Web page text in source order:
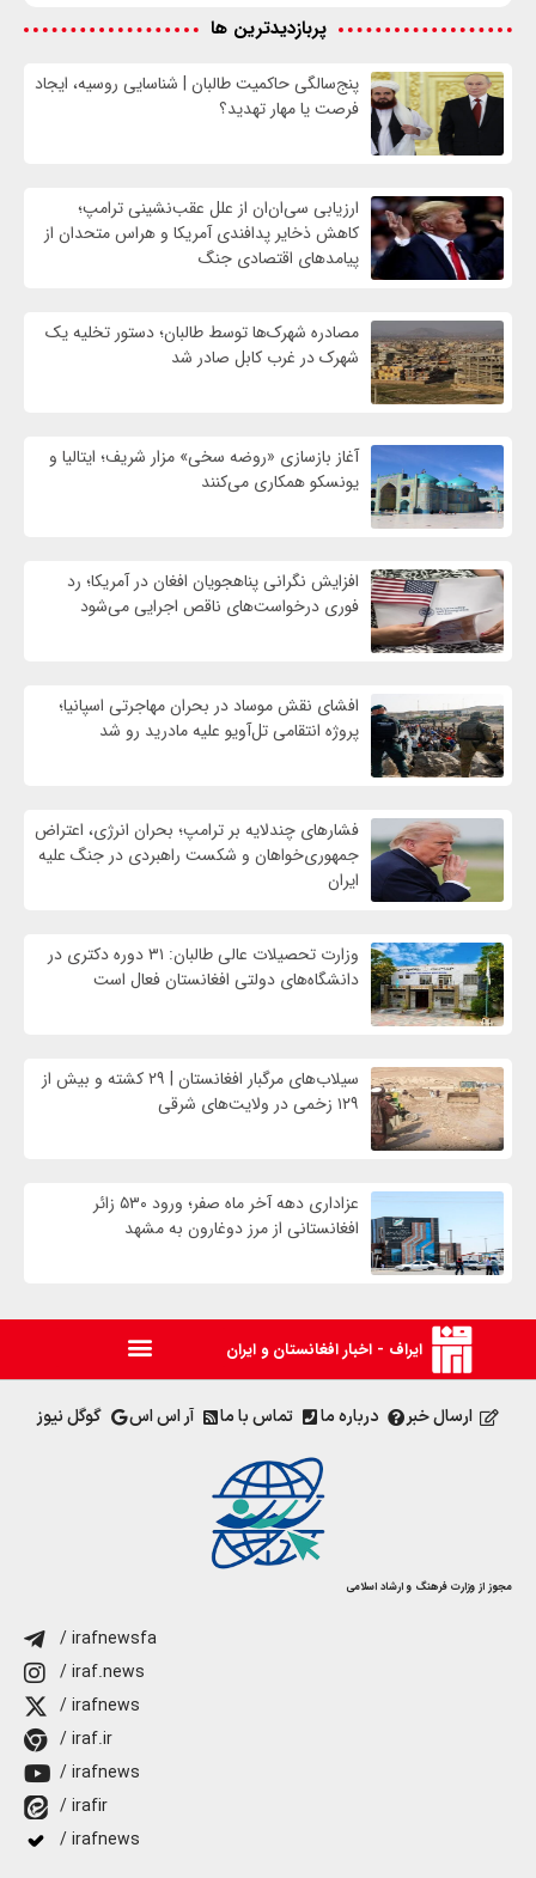
پربازدیدترین ها
پنج‌سالگی حاکمیت طالبان | شناسایی روسیه، ایجاد
فرصت‌ یا مهار تهدید؟
ارزیابی سی‌ان‌ان از علل عقب‌نشینی ترامپ؛
کاهش ذخایر پدافندی آمریکا و هراس متحدان از
پیامدهای اقتصادی جنگ
مصادره شهرک‌ها توسط طالبان؛ دستور تخلیه یک
شهرک در غرب کابل صادر شد
آغاز بازسازی «روضه سخی» مزار شریف؛ ایتالیا و
یونسکو همکاری می‌کنند
افزایش نگرانی پناهجویان افغان در آمریکا؛ رد
فوری درخواست‌های ناقص اجرایی می‌شود
افشای نقش موساد در بحران مهاجرتی اسپانیا؛
پروژه انتقامی تل‌آویو علیه مادرید رو شد
فشارهای چندلایه بر ترامپ؛ بحران انرژی، اعتراض
جمهوری‌خواهان و شکست راهبردی در جنگ علیه
ایران
وزارت تحصیلات عالی طالبان: ۳۱ دوره دکتری در
دانشگاه‌های دولتی افغانستان فعال است
سیلاب‌های مرگبار افغانستان | ۲۹ کشته و بیش از
۱۲۹ زخمی در ولایت‌های شرقی
عزاداری دهه آخر ماه صفر؛ ورود ۵۳۰ زائر
افغانستانی از مرز دوغارون به مشهد
ایراف - اخبار افغانستان و ایران
ارسال خبر درباره ما تماس با ما آر اس اس گوگل نیوز
مجوز از وزارت فرهنگ و ارشاد اسلامی
/ irafnewsfa
/ iraf.news
/ irafnews
/ iraf.ir
/ irafnews
/ irafir
/ irafnews